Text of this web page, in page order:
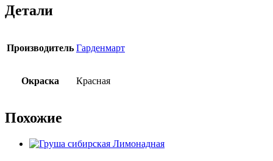
Детали
Производитель Гарденмарт
Окраска Красная
Похожие